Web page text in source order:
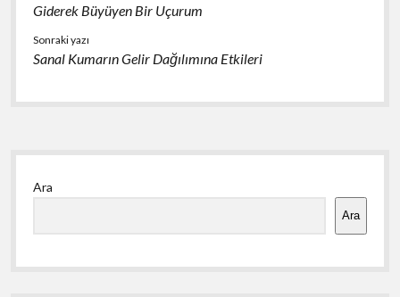
Giderek Büyüyen Bir Uçurum
Sonraki yazı
Sanal Kumarın Gelir Dağılımına Etkileri
Yan
Menü
Ara
Ara